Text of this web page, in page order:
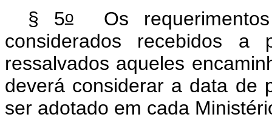
§ 5oOs
considerados recebidos
ressalvados aqueles
deverá considerar a data de
ser adotado em cada